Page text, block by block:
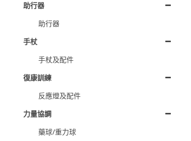
助行器
助行器
手杖
手杖及配件
復康訓練
反應燈及配件
力量協調
藥球/重力球